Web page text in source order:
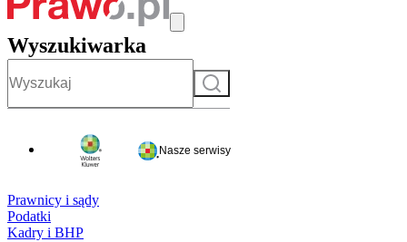
Wyszukiwarka
Szukaj
Nasze serwisy
Prawnicy i sądy
Podatki
Kadry i BHP